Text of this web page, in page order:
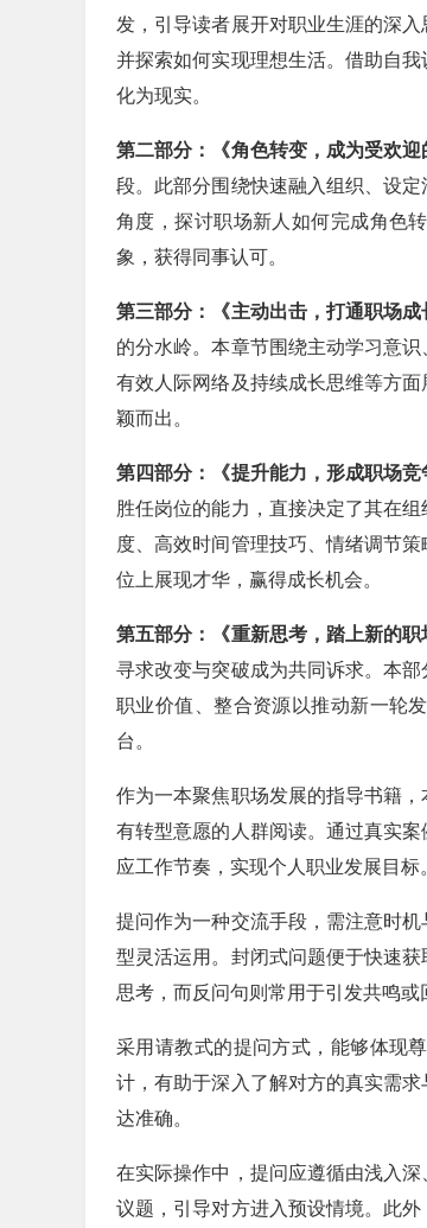
发，引导读者展开对职业生涯的深
并探索如何实现理想生活。借助自
化为现实。
第二部分：《角色转变，成为受欢迎
段。此部分围绕快速融入组织、设
角度，探讨职场新人如何完成角色
象，获得同事认可。
第三部分：《主动出击，打通职场成
的分水岭。本章节围绕主动学习意
有效人际网络及持续成长思维等方
颖而出。
第四部分：《提升能力，形成职场竞
胜任岗位的能力，直接决定了其在
度、高效时间管理技巧、情绪调节
位上展现才华，赢得成长机会。
第五部分：《重新思考，踏上新的职
寻求改变与突破成为共同诉求。本
职业价值、整合资源以推动新一轮
台。
作为一本聚焦职场发展的指导书籍
有转型意愿的人群阅读。通过真实
应工作节奏，实现个人职业发展目标
提问作为一种交流手段，需注意时
型灵活运用。封闭式问题便于快速
思考，而反问句则常用于引发共鸣或
采用请教式的提问方式，能够体现
计，有助于深入了解对方的真实需
达准确。
在实际操作中，提问应遵循由浅入
议题，引导对方进入预设情境。此